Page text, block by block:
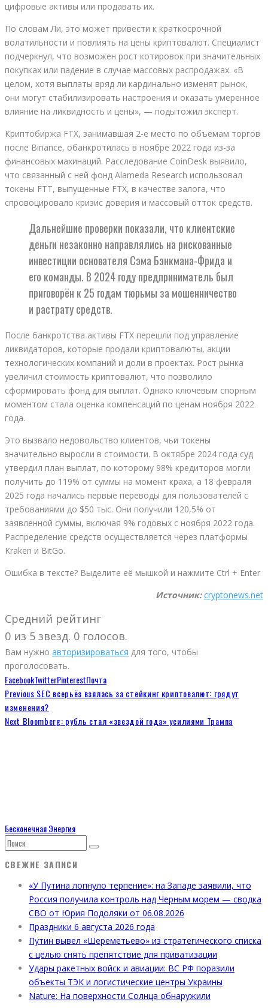
цифровые активы или продавать их.
По словам Ли, это может привести к краткосрочной
волатильности и повлиять на цены криптовалют. Специалист
подчеркнул, что возможен рост котировок при значительных
покупках или падение в случае массовых распродажах. «В
целом, хотя выплаты вряд ли кардинально изменят рынок,
они могут стабилизировать настроения и оказать умеренное
влияние на ликвидность и цены», — подытожил эксперт.
Криптобиржа FTX, занимавшая 2-е место по объемам торгов
после Binance, обанкротилась в ноябре 2022 года из-за
финансовых махинаций. Расследование CoinDesk выявило,
что связанный с ней фонд Alameda Research использовал
токены FTT, выпущенные FTX, в качестве залога, что
спровоцировало кризис доверия и массовый отток средств.
Дальнейшие проверки показали, что клиентские
деньги незаконно направлялись на рискованные
инвестиции основателя Сэма Бэнкмана-Фрида и
его команды. В 2024 году предприниматель был
приговорён к 25 годам тюрьмы за мошенничество
и растрату средств.
После банкротства активы FTX перешли под управление
ликвидаторов, которые продали криптовалюты, акции
технологических компаний и доли в проектах. Рост рынка
увеличил стоимость криптовалют, что позволило
сформировать фонд для выплат. Однако ключевым спорным
моментом стала оценка компенсаций по ценам ноября 2022
года.
Это вызвало недовольство клиентов, чьи токены
значительно выросли в стоимости. В октябре 2024 года суд
утвердил план выплат, по которому 98% кредиторов могли
получить до 119% от суммы на момент краха, а 18 февраля
2025 года начались первые переводы для пользователей с
требованиями до $50 тыс. Они получили 120,5% от
заявленной суммы, включая 9% годовых с ноября 2022 года.
Распределение средств осуществляется через платформы
Kraken и BitGo.
Ошибка в тексте? Выделите её мышкой и нажмите Ctrl + Enter
Источник: cryptonews.net
Средний рейтинг
0 из 5 звезд. 0 голосов.
Вам нужно авторизироваться для того, чтобы
проголосовать.
FacebookTwitterPinterestПочта
Previous SEC всерьёз взялась за стейкинг криптовалют: грядут
изменения?
Next Bloomberg: рубль стал «звездой года» усилиями Трампа
Бесконечная Энергия
СВЕЖИЕ ЗАПИСИ
«У Путина лопнуло терпение»: на Западе заявили, что
Россия получила контроль над Черным морем — сводка
СВО от Юрия Подоляки от 06.08.2026
Праздники 6 августа 2026 года
Путин вывел «Шереметьево» из стратегического списка
с целью снять препятствие для приватизации
Удары ракетных войск и авиации: ВС РФ поразили
объекты ТЭК и логистические центры Украины
Nature: На поверхности Солнца обнаружили